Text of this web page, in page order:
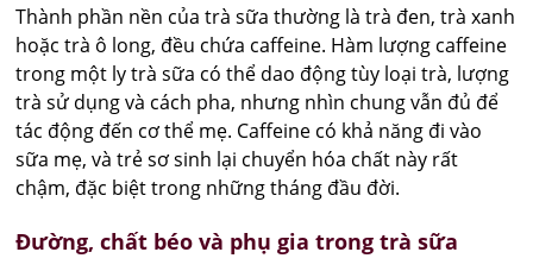
Thành phần nền của trà sữa thường là trà đen, trà xanh
hoặc trà ô long, đều chứa caffeine. Hàm lượng caffeine
trong một ly trà sữa có thể dao động tùy loại trà, lượng
trà sử dụng và cách pha, nhưng nhìn chung vẫn đủ để
tác động đến cơ thể mẹ. Caffeine có khả năng đi vào
sữa mẹ, và trẻ sơ sinh lại chuyển hóa chất này rất
chậm, đặc biệt trong những tháng đầu đời.
Đường, chất béo và phụ gia trong trà sữa